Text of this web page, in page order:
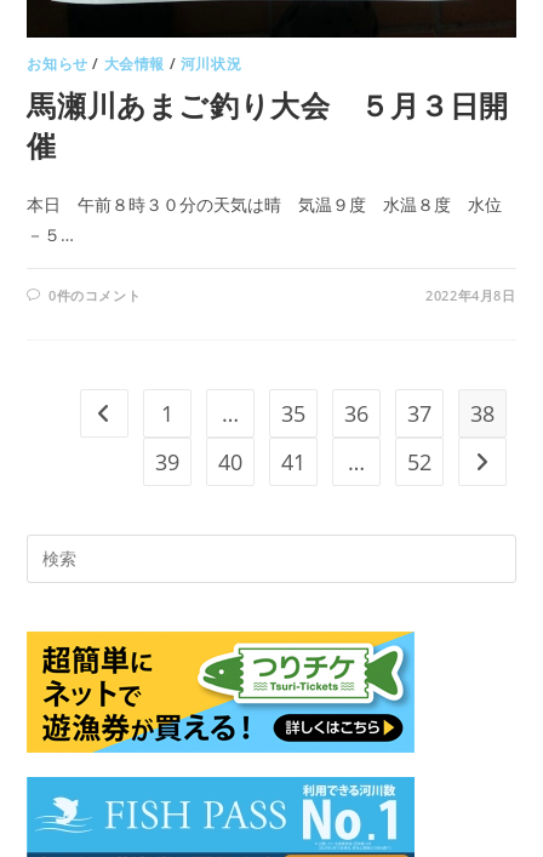
お知らせ / 大会情報 / 河川状況
馬瀬川あまご釣り大会 ５月３日開
催
本日 午前８時３０分の天気は晴 気温９度 水温８度 水位
－５…
0件のコメント 2022年4月8日
前のページヘ
1 … 35 36 37
38
39
40 41 … 52 次のペ